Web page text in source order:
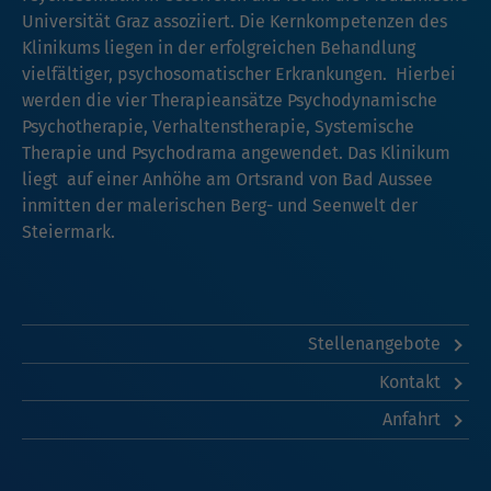
Universität Graz assoziiert. Die Kernkompetenzen des
Klinikums liegen in der erfolgreichen Behandlung
vielfältiger, psychosomatischer Erkrankungen. Hierbei
werden die vier Therapieansätze Psychodynamische
Psychotherapie, Verhaltenstherapie, Systemische
Therapie und Psychodrama angewendet. Das Klinikum
liegt auf einer Anhöhe am Ortsrand von Bad Aussee
inmitten der malerischen Berg- und Seenwelt der
Steiermark.
Stellenangebote
Kontakt
Anfahrt